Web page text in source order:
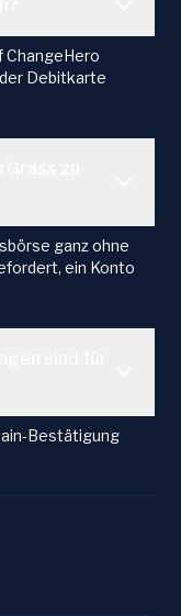
ChangeHero
Debitkarte
ganz ohne
ein Konto
Bestätigung